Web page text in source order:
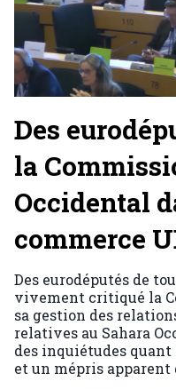
Des
la
Occidental
commerce
Des eurodéputés de
vivement critiqué la
sa gestion des
relatives au Sahara
des inquiétudes
et un mépris